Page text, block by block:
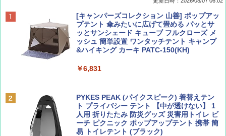
ディズニーファン ２０２６年 ９月号 [雑
誌] (ＤＩＳＮＥＹ ＦＡＮ)
￥713
￥1,500
D40 地球の歩き方 チェンマイ タイ北部の魅
力的な町 2026～2027 地球の歩き方D アジア
￥2,079
￥2,479
[キャンパーズコレクション 山善] ポップアッ
プテント 傘みたいに広げて畳める パッとサ
ッとサンシェード キューブ フルクローズ メ
ッシュ 簡単設置 ワンタッチテント キャンプ
&ハイキング カーキ PATC-150(KH)
￥6,831
PYKES PEAK (パイクスピーク) 着替えテン
ト プライバシー テント 【中が透けない】 1
人用 折りたたみ 防災グッズ 災害用トイレ ビ
ーチ ピクニック ポップアップテント 携帯 簡
易 トイレテント (ブラック)